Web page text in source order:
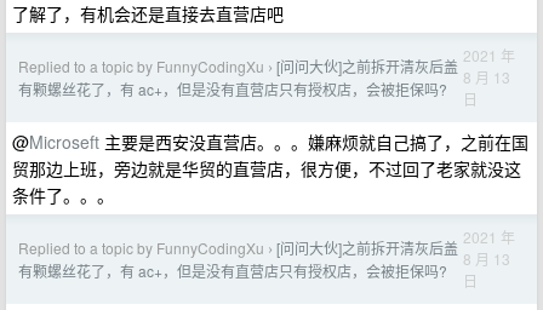
了解了，有机会还是直接去直营店吧
Replied to a topic by FunnyCodingXu › [问问大伙]之前拆开清灰后盖
有颗螺丝花了，有 ac+，但是没有直营店只有授权店，会被拒保吗?
2021 年
8 月 13
日
@Microseft 主要是西安没直营店。。。嫌麻烦就自己搞了，之前在国
贸那边上班，旁边就是华贸的直营店，很方便，不过回了老家就没这
条件了。。。
Replied to a topic by FunnyCodingXu › [问问大伙]之前拆开清灰后盖
有颗螺丝花了，有 ac+，但是没有直营店只有授权店，会被拒保吗?
2021 年
8 月 13
日